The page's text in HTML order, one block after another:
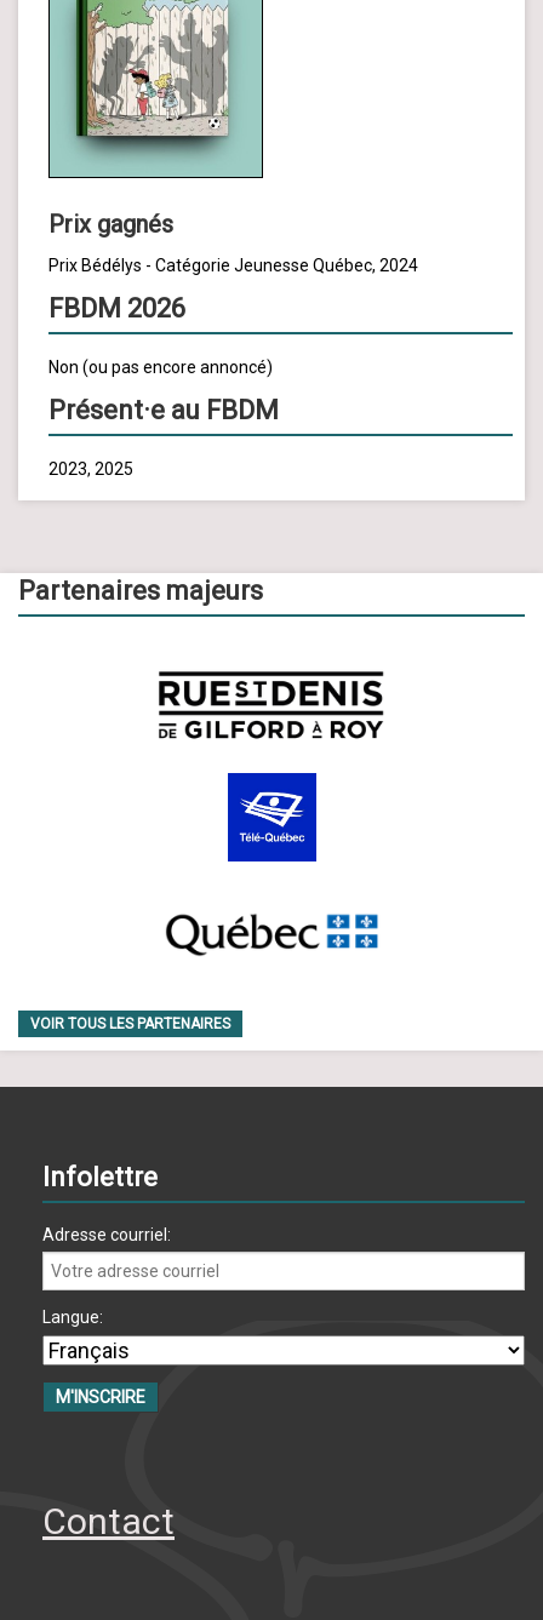
Prix gagnés
Prix Bédélys - Catégorie Jeunesse Québec, 2024
FBDM 2026
Non (ou pas encore annoncé)
Présent·e au FBDM
2023, 2025
Partenaires majeurs
VOIR TOUS LES PARTENAIRES
Infolettre
Adresse courriel:
Langue:
Contact